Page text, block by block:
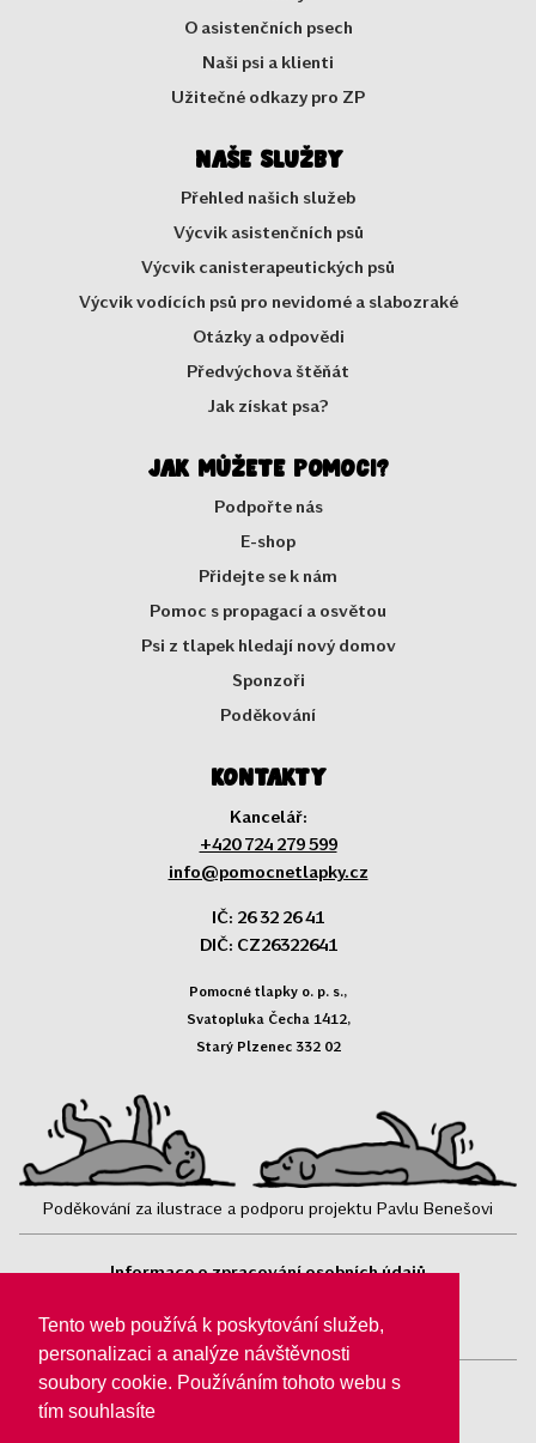
Tento web používá k poskytování služeb,
personalizaci a analýze návštěvnosti
soubory cookie. Používáním tohoto webu s
tím souhlasíte
O asistenčních psech
Naši psi a klienti
Užitečné odkazy pro ZP
Naše služby
Přehled našich služeb
Výcvik asistenčních psů
Výcvik canisterapeutických psů
Výcvik vodících psů pro nevidomé a slabozraké
Otázky a odpovědi
Předvýchova štěňát
Jak získat psa?
Jak můžete pomoci?
Podpořte nás
E-shop
Přidejte se k nám
Pomoc s propagací a osvětou
Psi z tlapek hledají nový domov
Sponzoři
Poděkování
Kontakty
Kancelář:
+420 724 279 599
info@pomocnetlapky.cz
IČ: 26 32 26 41
DIČ: CZ26322641
Pomocné tlapky o. p. s.,
Svatopluka Čecha 1412,
Starý Plzenec 332 02
Poděkování za ilustrace a podporu projektu Pavlu Benešovi
Informace o zpracování osobních údajů
Sledujte nás: